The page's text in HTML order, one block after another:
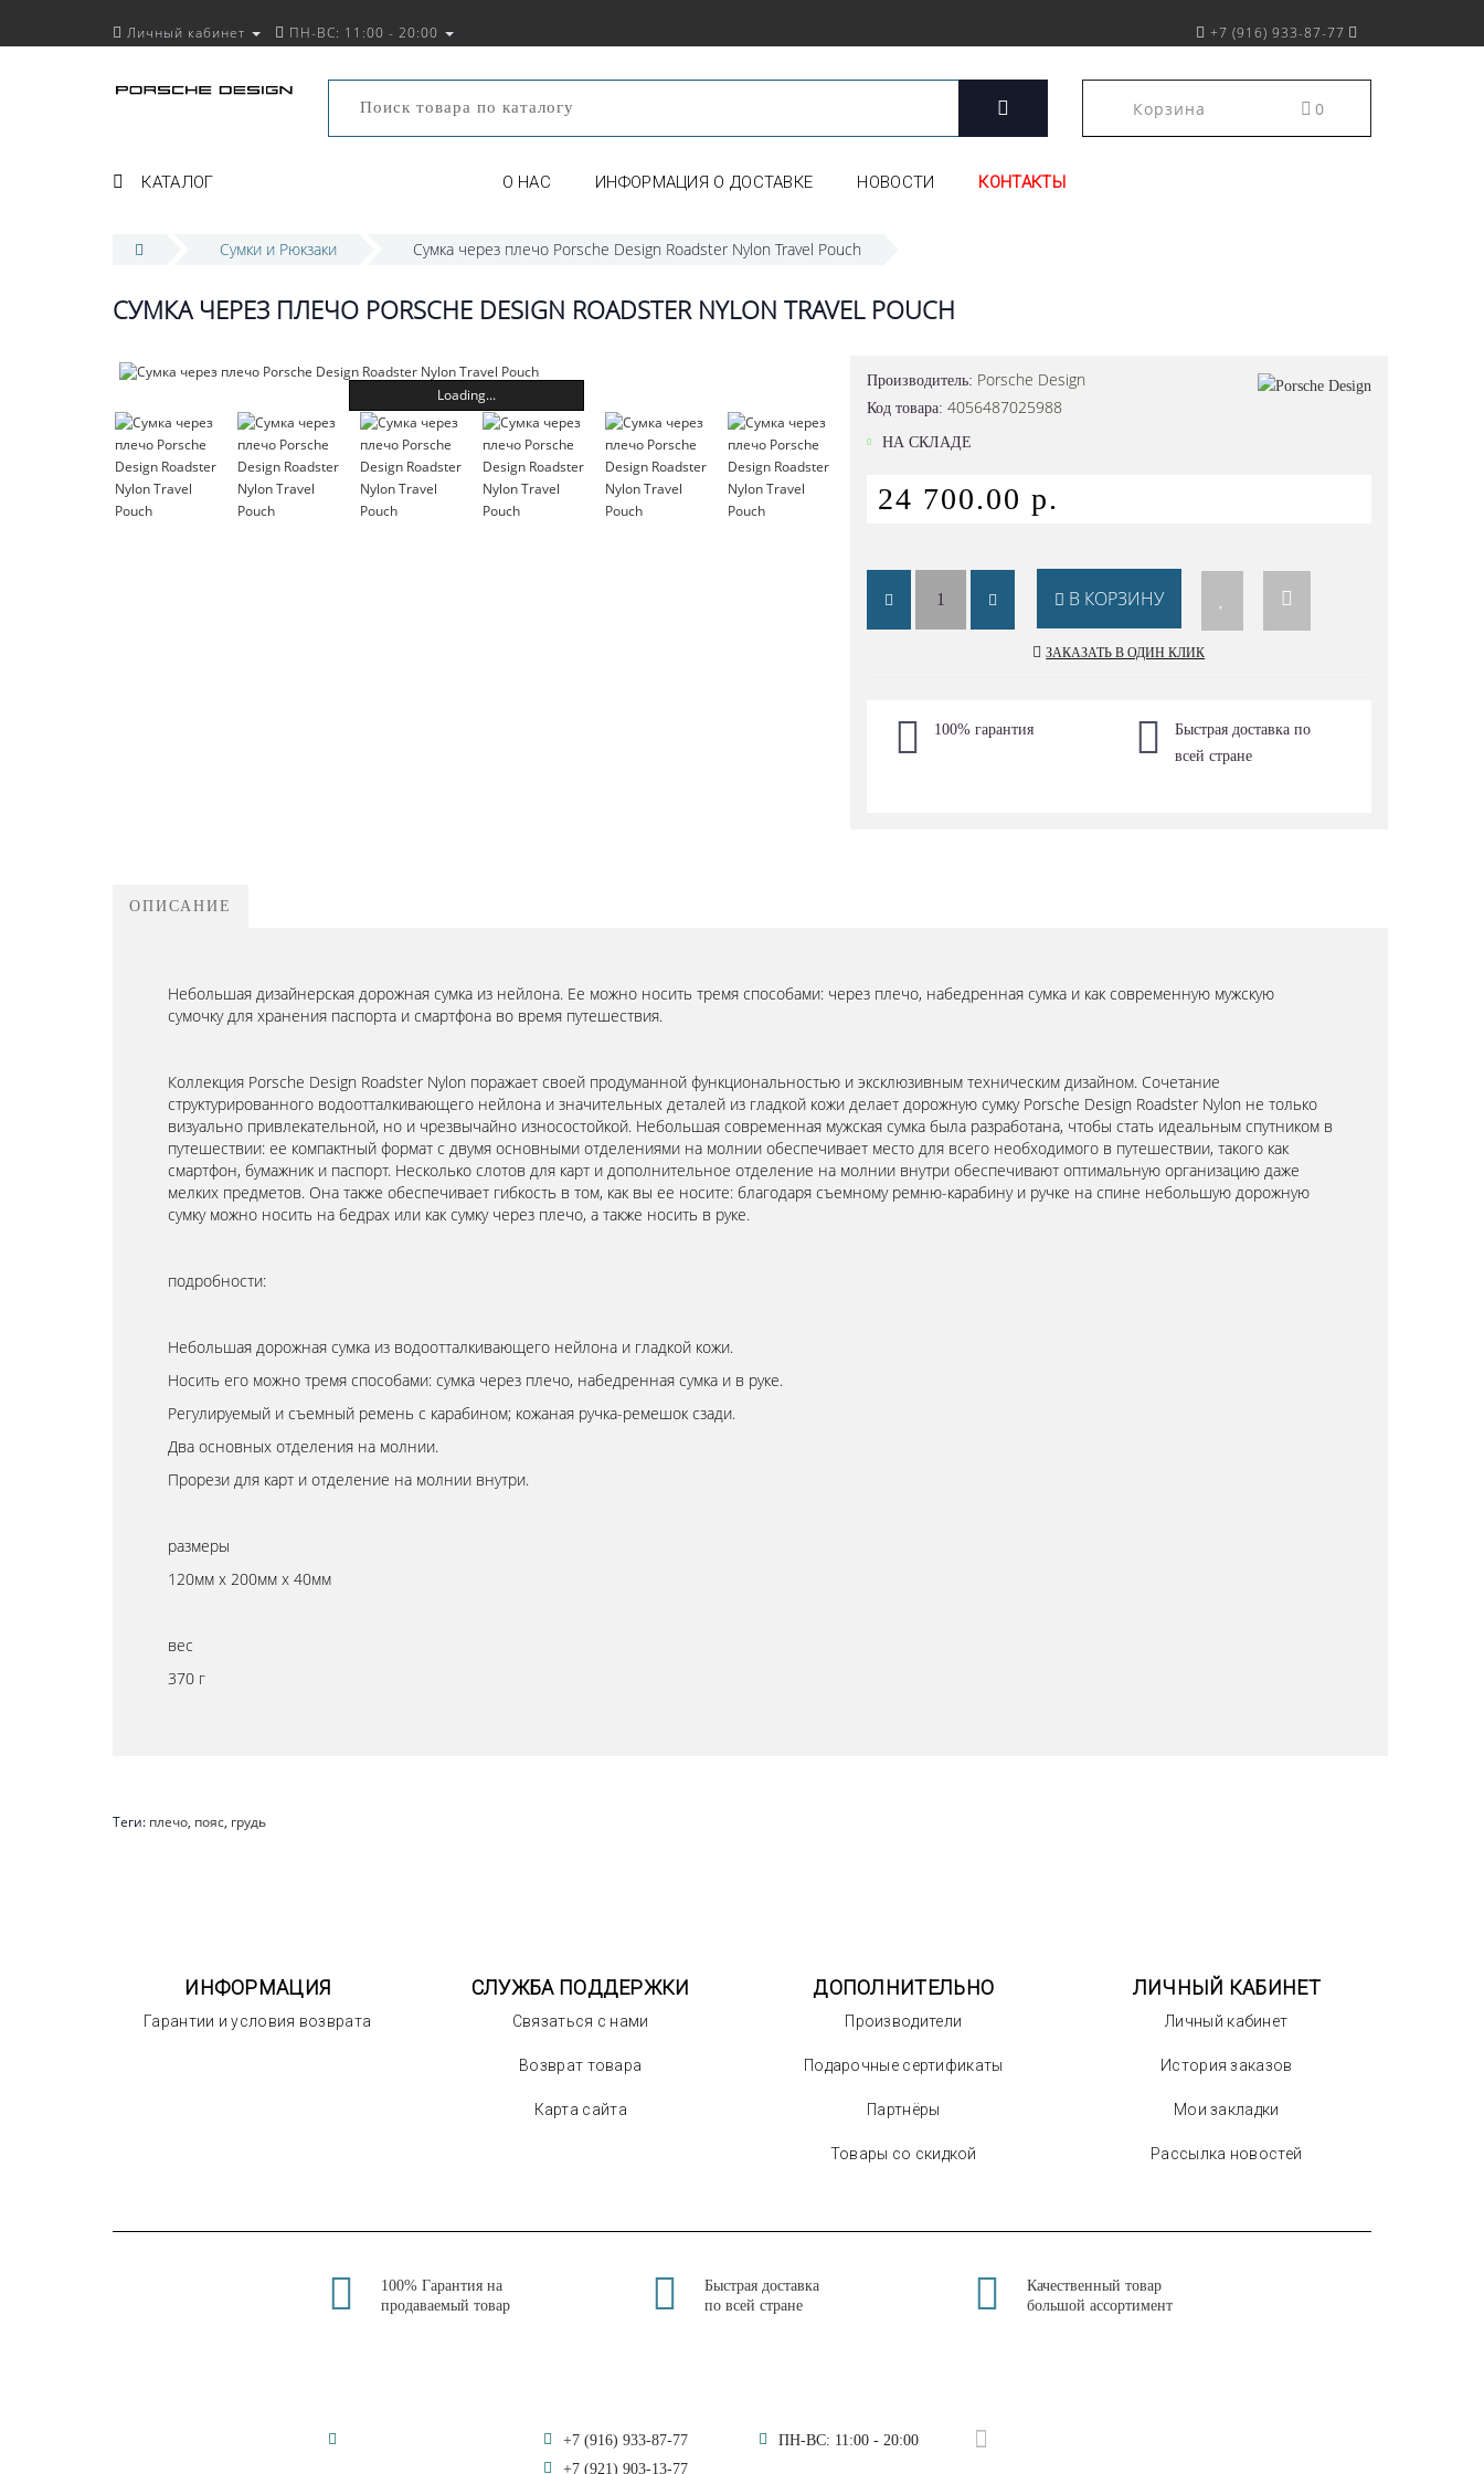
Личный кабинет ПН-ВС: 11:00 - 20:00 +7 (916) 933-87-77
Корзина 0
КАТАЛОГ О НАС ИНФОРМАЦИЯ О ДОСТАВКЕ НОВОСТИ КОНТАКТЫ
Сумки и Рюкзаки Сумка через плечо Porsche Design Roadster Nylon Travel Pouch
СУМКА ЧЕРЕЗ ПЛЕЧО PORSCHE DESIGN ROADSTER NYLON TRAVEL POUCH
Loading...
Производитель: Porsche Design
Код товара: 4056487025988
НА СКЛАДЕ
24 700.00 р.
В КОРЗИНУ
ЗАКАЗАТЬ В ОДИН КЛИК
100% гарантия
Быстрая доставка по
всей стране
ОПИСАНИЕ
Небольшая дизайнерская дорожная сумка из нейлона. Ее можно носить тремя способами: через плечо, набедренная сумка и как современную мужскую
сумочку для хранения паспорта и смартфона во время путешествия.
Коллекция Porsche Design Roadster Nylon поражает своей продуманной функциональностью и эксклюзивным техническим дизайном. Сочетание
структурированного водоотталкивающего нейлона и значительных деталей из гладкой кожи делает дорожную сумку Porsche Design Roadster Nylon не только
визуально привлекательной, но и чрезвычайно износостойкой. Небольшая современная мужская сумка была разработана, чтобы стать идеальным спутником в
путешествии: ее компактный формат с двумя основными отделениями на молнии обеспечивает место для всего необходимого в путешествии, такого как
смартфон, бумажник и паспорт. Несколько слотов для карт и дополнительное отделение на молнии внутри обеспечивают оптимальную организацию даже
мелких предметов. Она также обеспечивает гибкость в том, как вы ее носите: благодаря съемному ремню-карабину и ручке на спине небольшую дорожную
сумку можно носить на бедрах или как сумку через плечо, а также носить в руке.
подробности:
Небольшая дорожная сумка из водоотталкивающего нейлона и гладкой кожи.
Носить его можно тремя способами: сумка через плечо, набедренная сумка и в руке.
Регулируемый и съемный ремень с карабином; кожаная ручка-ремешок сзади.
Два основных отделения на молнии.
Прорези для карт и отделение на молнии внутри.
размеры
120мм х 200мм х 40мм
вес
370 г
Теги: плечо, пояс, грудь
ИНФОРМАЦИЯ
Гарантии и условия возврата
СЛУЖБА ПОДДЕРЖКИ
Связаться с нами
Возврат товара
Карта сайта
ДОПОЛНИТЕЛЬНО
Производители
Подарочные сертификаты
Партнёры
Товары со скидкой
ЛИЧНЫЙ КАБИНЕТ
Личный кабинет
История заказов
Мои закладки
Рассылка новостей
100% Гарантия на
продаваемый товар
Быстрая доставка
по всей стране
Качественный товар
большой ассортимент
+7 (916) 933-87-77
+7 (921) 903-13-77
ПН-ВС: 11:00 - 20:00